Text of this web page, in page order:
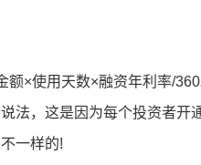
×使用天数×融资年利率/
法，这是因为每个投资者开
一样的!